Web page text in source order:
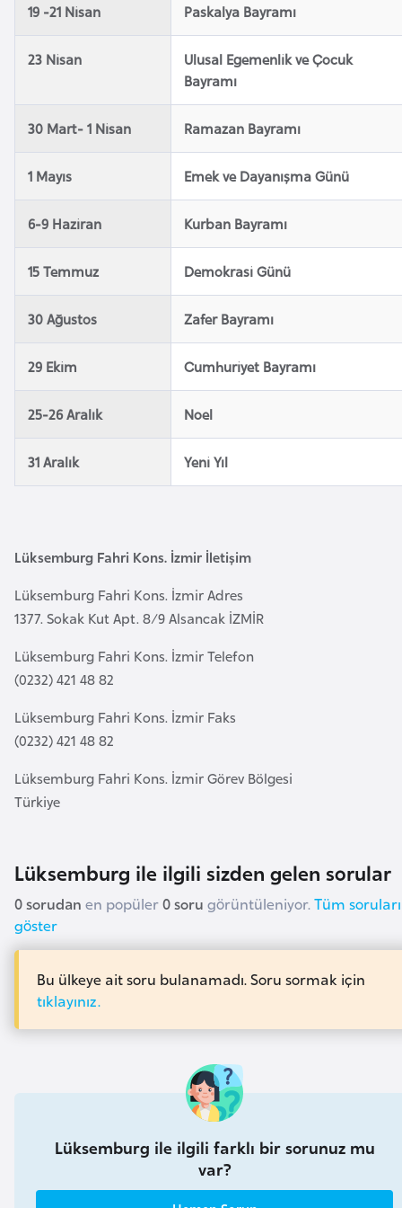
e
19 -21 Nisan Paskalya Bayramı
23 Nisan
Ulusal Egemenlik ve Çocuk
Bayramı
30 Mart- 1 Nisan Ramazan Bayramı
1 Mayıs Emek ve Dayanışma Günü
6-9 Haziran Kurban Bayramı
15 Temmuz Demokrasi Günü
30 Ağustos Zafer Bayramı
29 Ekim Cumhuriyet Bayramı
25-26 Aralık Noel
31 Aralık Yeni Yıl
Lüksemburg Fahri Kons. İzmir İletişim
Lüksemburg Fahri Kons. İzmir Adres
1377. Sokak Kut Apt. 8/9 Alsancak İZMİR
Lüksemburg Fahri Kons. İzmir Telefon
(0232) 421 48 82
Lüksemburg Fahri Kons. İzmir Faks
(0232) 421 48 82
Lüksemburg Fahri Kons. İzmir Görev Bölgesi
Türkiye
Lüksemburg ile ilgili sizden gelen sorular
0 sorudan en popüler0 soru görüntüleniyor. Tüm soruları
göster
Bu ülkeye ait soru bulanamadı. Soru sormak için
tıklayınız.
Lüksemburg ile ilgili farklı bir sorunuz mu
var?
a
A
e
r
b
a
y
c
a
n
B
a
h
r
e
y
n
n
g
l
d
e
e
l
u
s
B
n